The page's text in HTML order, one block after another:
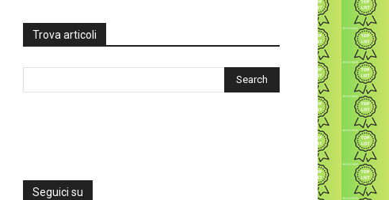
Trova articoli
Seguici su